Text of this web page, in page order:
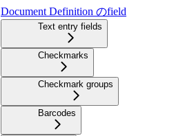
Document Definition のfield
Text entry fields
Checkmarks
Checkmark groups
Barcodes